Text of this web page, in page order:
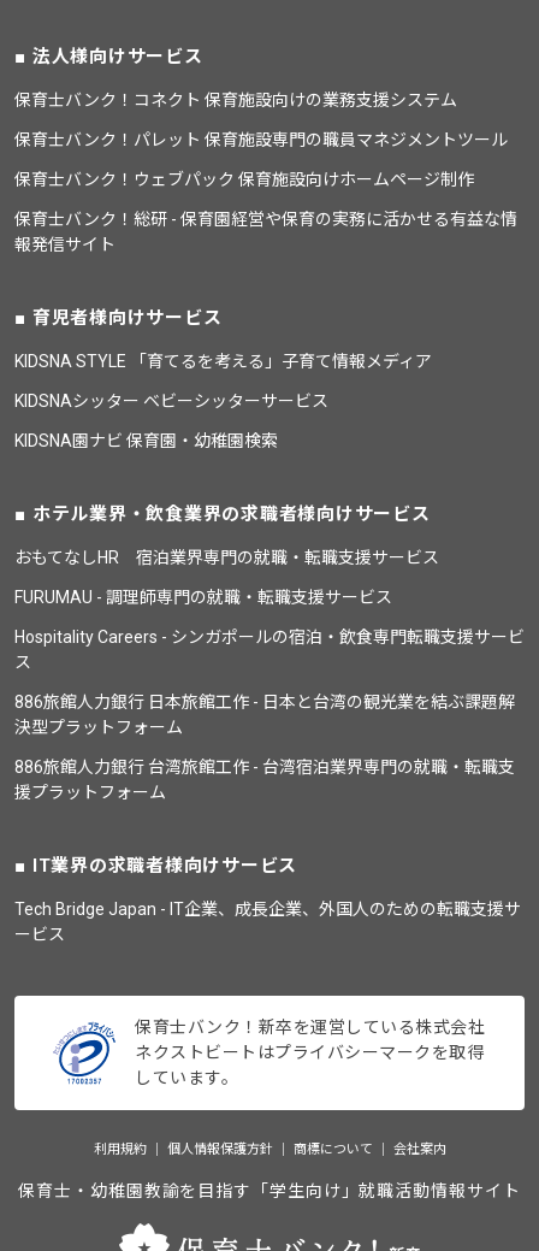
法人様向けサービス
保育士バンク！コネクト 保育施設向けの業務支援システム
保育士バンク！パレット 保育施設専門の職員マネジメントツール
保育士バンク！ウェブパック 保育施設向けホームページ制作
保育士バンク！総研 - 保育園経営や保育の実務に活かせる有益な情
報発信サイト
育児者様向けサービス
KIDSNA STYLE 「育てるを考える」子育て情報メディア
KIDSNAシッター ベビーシッターサービス
KIDSNA園ナビ 保育園・幼稚園検索
ホテル業界・飲食業界の求職者様向けサービス
おもてなしHR 宿泊業界専門の就職・転職支援サービス
FURUMAU - 調理師専門の就職・転職支援サービス
Hospitality Careers - シンガポールの宿泊・飲食専門転職支援サービ
ス
886旅館人力銀行 日本旅館工作 - 日本と台湾の観光業を結ぶ課題解
決型プラットフォーム
886旅館人力銀行 台湾旅館工作 - 台湾宿泊業界専門の就職・転職支
援プラットフォーム
IT業界の求職者様向けサービス
Tech Bridge Japan - IT企業、成長企業、外国人のための転職支援サ
ービス
保育士バンク！新卒を運営している株式会社
ネクストビートはプライバシーマークを取得
しています。
利用規約 個人情報保護方針 商標について 会社案内
保育士・幼稚園教諭を目指す「学生向け」就職活動情報サイト